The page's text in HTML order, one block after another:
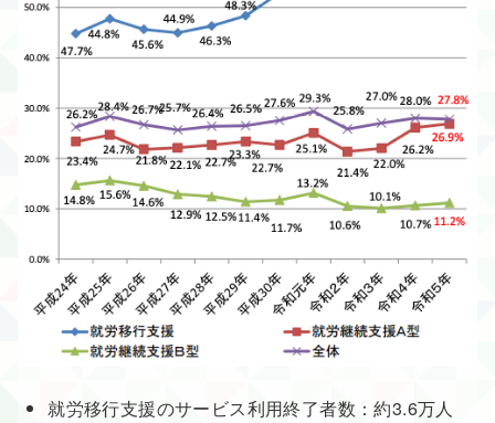
就労移行支援のサービス利用終了者数：約3.6万人